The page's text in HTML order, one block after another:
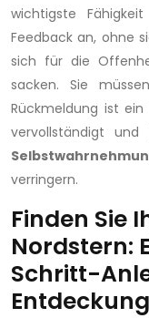
wichtigste
Feedback an, ohne
sich für die
sacken. Sie
Rückmeldung ist ein
vervollständigt und
verringern.
Finden Sie
Nordstern:
Schritt-